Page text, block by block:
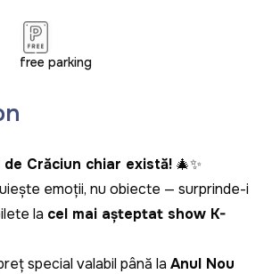
free parking
de Crăciun chiar există! 🎄✨
emoții, nu obiecte — surprinde-i
la cel mai așteptat show K-
special valabil până la Anul Nou